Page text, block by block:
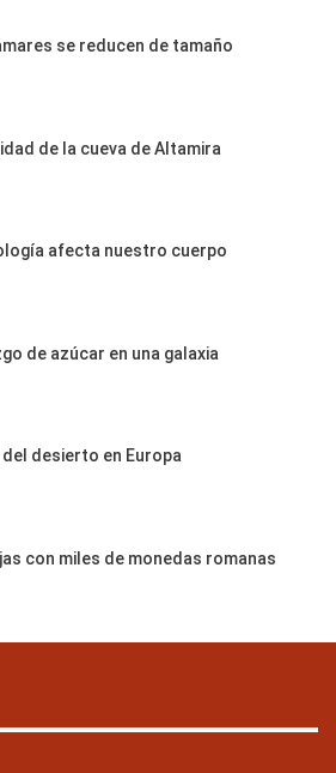
se reducen de tamaño
de la cueva de Altamira
afecta nuestro cuerpo
de azúcar en una galaxia
del desierto en Europa
con miles de monedas romanas